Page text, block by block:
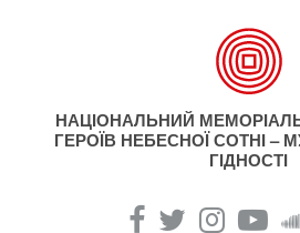
НАЦІОНАЛЬНИЙ
ГЕРОЇВ НЕБЕСНОЇ СОТНІ –
ГІДНОСТІ